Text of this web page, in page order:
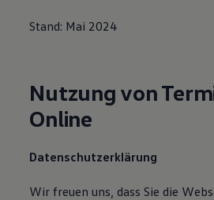
Stand: Mai 2024
Nutzung von
Online
Datenschutzerklärung
Wir freuen uns, dass Sie die